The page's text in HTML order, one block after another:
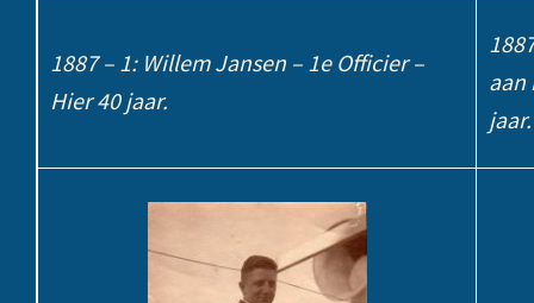
1887 – 1: Willem Jansen – 1e Officier –
Hier 40 jaar.
aan
jaar.